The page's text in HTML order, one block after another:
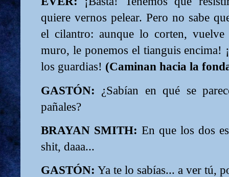
quiere vernos pelear. Pero no sabe
el cilantro: aunque lo corten,
muro, le ponemos el tianguis encima!
los guardias! (Caminan hacia la
GASTÓN: ¿Sabían en qué se
pañales?
BRAYAN SMITH: En que los dos
shit, daaa...
GASTÓN: Ya te lo sabías... a ver tú,